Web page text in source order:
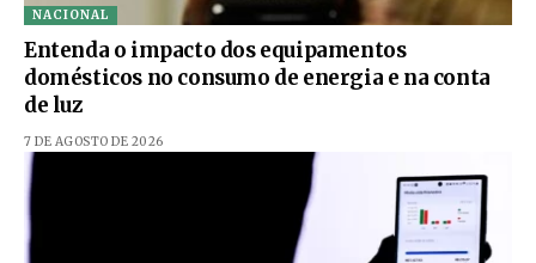
NACIONAL
Entenda o impacto dos equipamentos
domésticos no consumo de energia e na conta
de luz
7 DE AGOSTO DE 2026